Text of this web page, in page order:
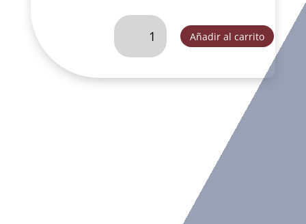
SAN
GABRIEL
MINI
2
Añadir al carrito